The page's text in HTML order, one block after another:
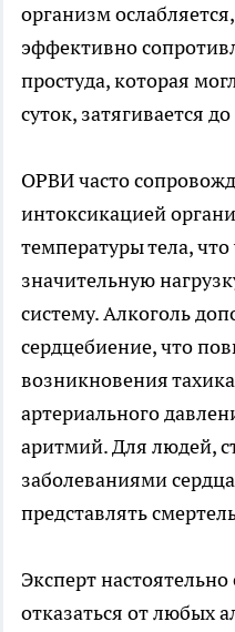
организм
эффективно
простуда, которая
суток, затягивается
ОРВИ часто
интоксикацией
температуры тела, что
значительную
систему. Алкоголь
сердцебиение, что
возникновения
артериального
аритмий. Для людей,
заболеваниями
представлять
Эксперт
отказаться от любых